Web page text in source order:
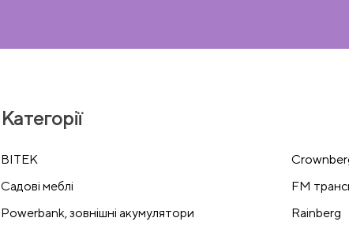
Категорії
BITEK
Cадові меблі
FM
Powerbank, зовнішні акумулятори
Rainberg